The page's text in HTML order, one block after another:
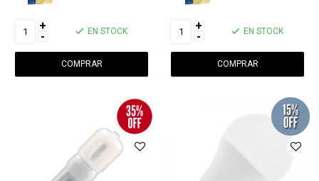
+
- EN STOCK +
- EN STOCK